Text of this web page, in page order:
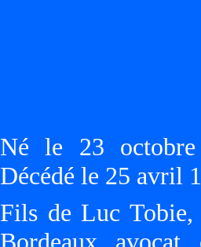
Né le 23
Décédé le 25 avril
Fils de Luc Tobie,